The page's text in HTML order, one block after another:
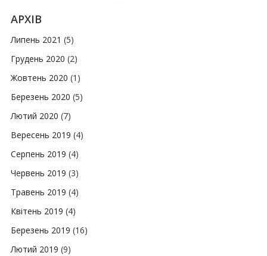
АРХІВ
Липень 2021 (5)
Грудень 2020 (2)
Жовтень 2020 (1)
Березень 2020 (5)
Лютий 2020 (7)
Вересень 2019 (4)
Серпень 2019 (4)
Червень 2019 (3)
Травень 2019 (4)
Квітень 2019 (4)
Березень 2019 (16)
Лютий 2019 (9)